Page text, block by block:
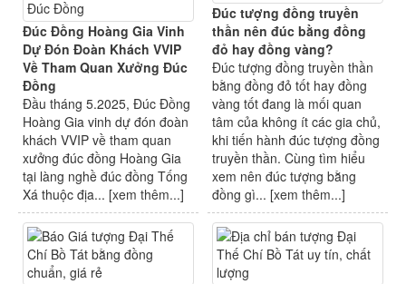
Đúc Đồng Hoàng Gia Vinh
Dự Đón Đoàn Khách VVIP
Về Tham Quan Xưởng Đúc
Đồng
Đầu tháng 5.2025, Đúc Đồng
Hoàng Gia vinh dự đón đoàn
khách VVIP về tham quan
xưởng đúc đồng Hoàng Gia
tại làng nghề đúc đồng Tống
Xá thuộc địa... [xem thêm...]
Đúc tượng đồng truyền
thần nên đúc bằng đồng
đỏ hay đồng vàng?
Đúc tượng đồng truyền thần
bằng đồng đỏ tốt hay đồng
vàng tốt đang là mối quan
tâm của không ít các gia chủ,
khi tiến hành đúc tượng đồng
truyền thần. Cùng tìm hiểu
xem nên đúc tượng bằng
đồng gì... [xem thêm...]